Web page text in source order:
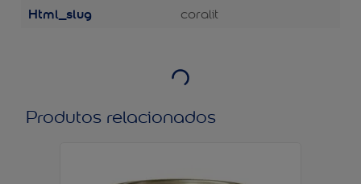
Html_slug coralit
Produtos relacionados